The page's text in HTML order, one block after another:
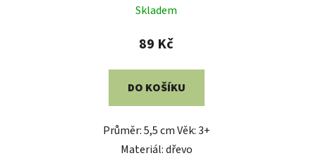
Skladem
89 Kč
DO KOŠÍKU
Průměr: 5,5 cm Věk: 3+
Materiál: dřevo